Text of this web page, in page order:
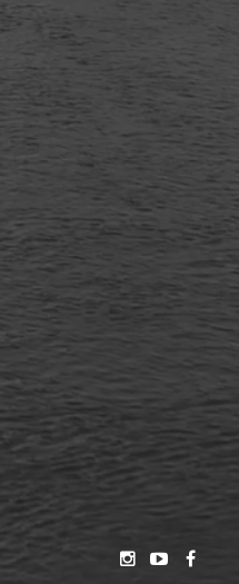
PRÈS
MENTIONS LÉGALES